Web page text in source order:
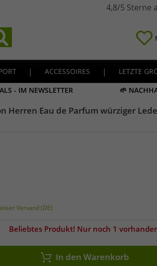
4,8/5 Sterne
| ACCESSOIRES | LETZTE
- IM NEWSLETTER 🌱
Herren Eau de Parfum würziger
Versand (DE)
Beliebtes Produkt! Nur noch 1
In den Warenkorb